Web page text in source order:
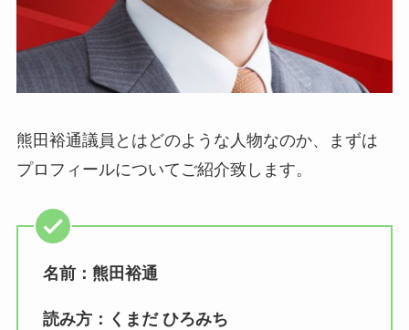
熊田裕通議員とはどのような人物なのか、まずは
プロフィールについてご紹介致します。
名前：熊田裕通
読み方：くまだ ひろみち